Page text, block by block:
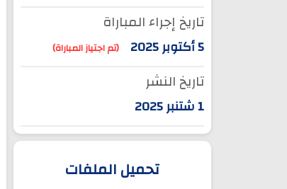
تاريخ إجراء المباراة
5 أكتوبر 2025 (تم اجتياز المباراة)
تاريخ النشر
1 شتنبر 2025
تحميل الملفات